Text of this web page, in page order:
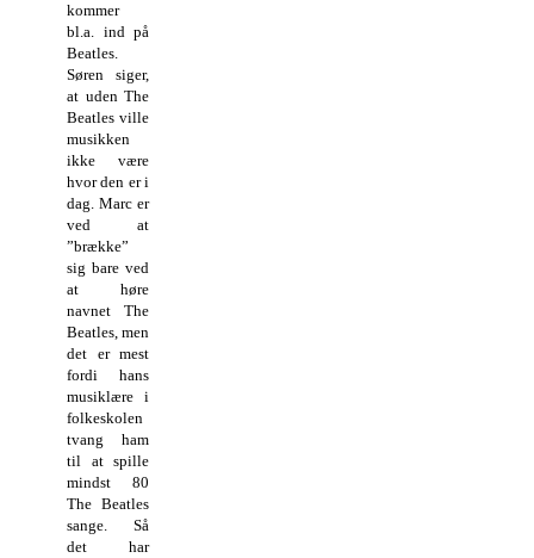
kommer
bl.a. ind på
Beatles.
Søren siger,
at uden The
Beatles ville
musikken
ikke være
hvor den er i
dag. Marc er
ved at
”brække”
sig bare ved
at høre
navnet The
Beatles, men
det er mest
fordi hans
musiklære i
folkeskolen
tvang ham
til at spille
mindst 80
The Beatles
sange. Så
det har